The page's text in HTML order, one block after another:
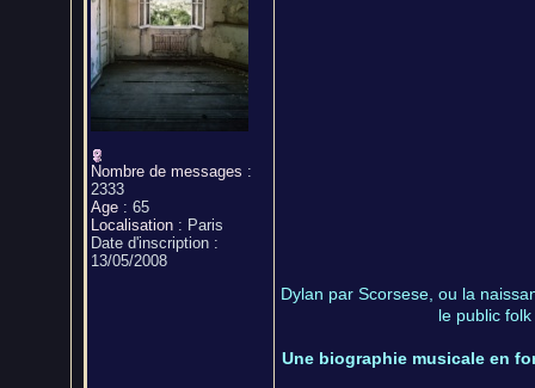
Nombre de messages :
2333
Age : 65
Localisation : Paris
Date d'inscription :
13/05/2008
Dylan par Scorsese, ou la
le public
Une biographie musicale en